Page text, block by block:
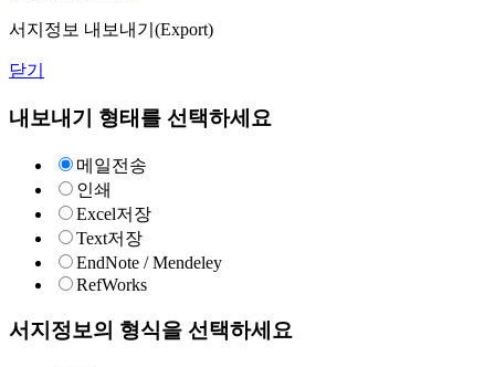
서지정보 내보내기(Export)
닫기
내보내기 형태를 선택하세요
메일전송
인쇄
Excel저장
Text저장
EndNote / Mendeley
RefWorks
서지정보의 형식을 선택하세요